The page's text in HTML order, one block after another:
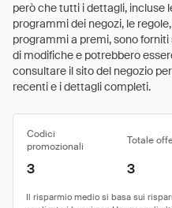
però che tutti i dettagli, incluse
programmi dei negozi, le
programmi a premi, sono
di modifiche e potrebbero
consultare il sito del negozio
recenti e i dettagli completi.
Codici
promozionali
Totale
3 3